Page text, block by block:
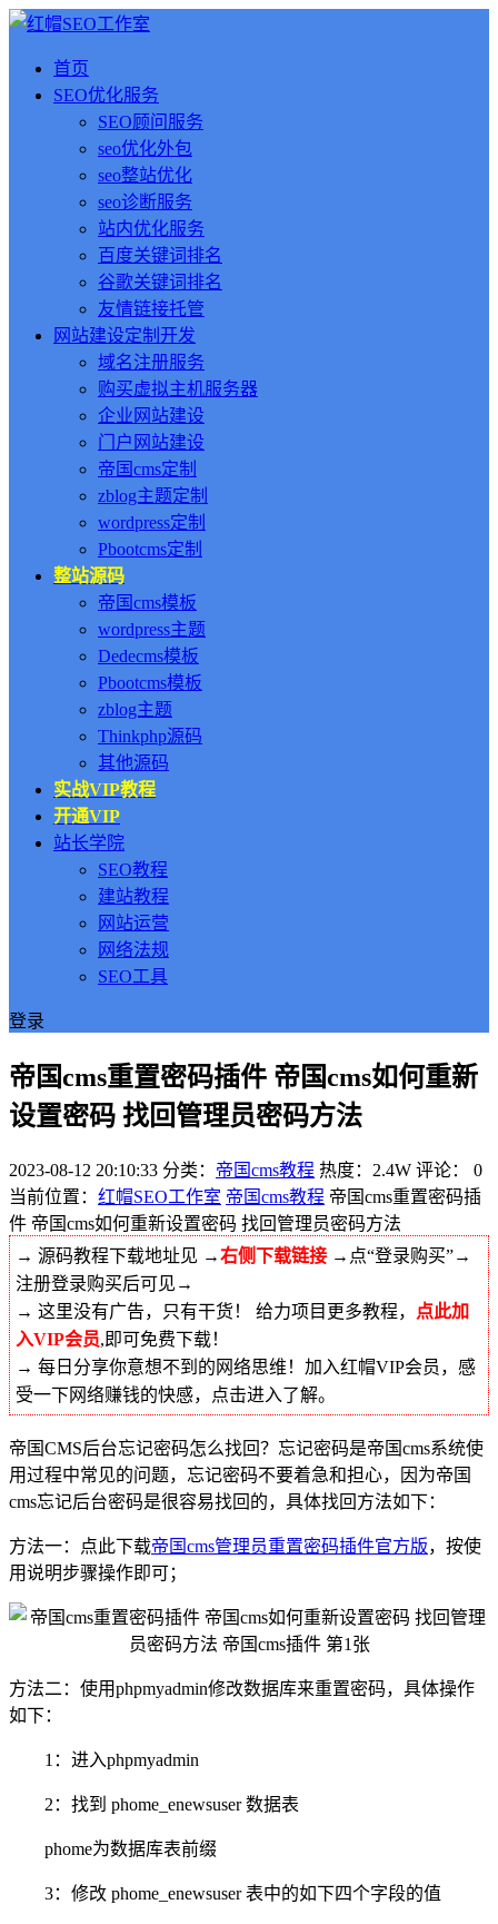
首页
SEO优化服务
SEO顾问服务
seo优化外包
seo整站优化
seo诊断服务
站内优化服务
百度关键词排名
谷歌关键词排名
友情链接托管
网站建设定制开发
域名注册服务
购买虚拟主机服务器
企业网站建设
门户网站建设
帝国cms定制
zblog主题定制
wordpress定制
Pbootcms定制
整站源码
帝国cms模板
wordpress主题
Dedecms模板
Pbootcms模板
zblog主题
Thinkphp源码
其他源码
实战VIP教程
开通VIP
站长学院
SEO教程
建站教程
网站运营
网络法规
SEO工具
登录
帝国cms重置密码插件 帝国cms如何重新
设置密码 找回管理员密码方法
2023-08-12 20:10:33 分类： 帝国cms教程 热度：2.4W 评论：
0
当前位置： 红帽SEO工作室 帝国cms教程 帝国cms重置密码插
件 帝国cms如何重新设置密码 找回管理员密码方法
→ 源码教程下载地址见 →右侧下载链接 →点“登录购买”→
注册登录购买后可见→
→ 这里没有广告，只有干货！ 给力项目更多教程，
点此加
入VIP会员,即可免费下载！
→ 每日分享你意想不到的网络思维！加入红帽VIP会员，感
受一下网络赚钱的快感，点击进入了解。
帝国CMS后台忘记密码怎么找回？忘记密码是帝国cms系统使
用过程中常见的问题，忘记密码不要着急和担心，因为帝国
cms忘记后台密码是很容易找回的，具体找回方法如下：
方法一：点此下载帝国cms管理员重置密码插件官方版，按使
用说明步骤操作即可；
方法二：使用phpmyadmin修改数据库来重置密码，具体操作
如下：
1：进入phpmyadmin
2：找到 phome_enewsuser 数据表
phome为数据库表前缀
3：修改 phome_enewsuser 表中的如下四个字段的值